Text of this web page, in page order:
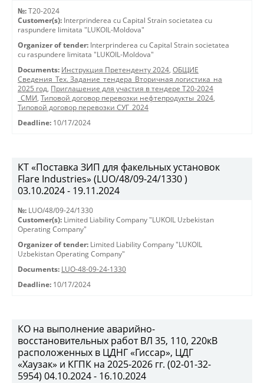
№: T20-2024
Customer(s): Interprinderea cu Capital Strain societatea cu
raspundere limitata "LUKOIL-Moldova"
Organizer of tender: Interprinderea cu Capital Strain societatea
cu raspundere limitata "LUKOIL-Moldova"
Documents: Инструкция Претенденту 2024, ОБЩИЕ
Сведения_Тех. Задание_тендера_Вторичная логистика_на
2025 год, Приглашение для участия в тендере Т20-2024
_СМИ, Типовой договор перевозки нефтепродукты_2024,
Типовой договор перевозки СУГ_2024
Deadline: 10/17/2024
КТ «Поставка ЗИП для факельных установок
Flare Industries» (LUO/48/09-24/1330 )
03.10.2024 - 19.11.2024
№: LUO/48/09-24/1330
Customer(s): Limited Liability Company "LUKOIL Uzbekistan
Operating Company"
Organizer of tender: Limited Liability Company "LUKOIL
Uzbekistan Operating Company"
Documents: LUO-48-09-24-1330
Deadline: 10/17/2024
КО на выполнение аварийно-
восстановительных работ ВЛ 35, 110, 220кВ
расположенных в ЦДНГ «Гиссар», ЦДГ
«Хаузак» и КГПК на 2025-2026 гг. (02-01-32-
5954) 04.10.2024 - 16.10.2024